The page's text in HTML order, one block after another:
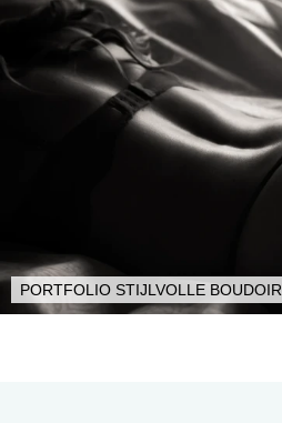
PORTFOLIO STIJLVOLLE BOUDOIR